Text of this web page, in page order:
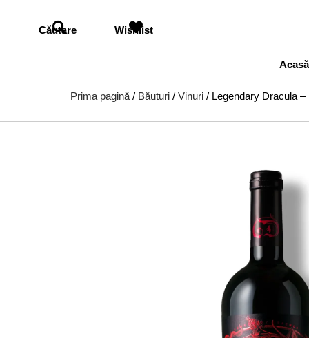
Căutare Wishlist
Acasă
Prima pagină / Băuturi / Vinuri / Legendary Dracula